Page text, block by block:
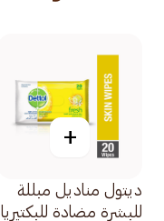
+
ديتول مناديل مبللة
للبشرة مضادة للبكتيريا